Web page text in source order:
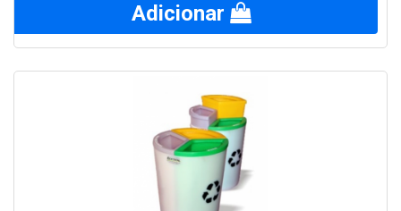
Adicionar